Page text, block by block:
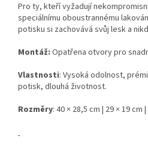
Pro ty, kteří vyžadují
speciálnímu oboustrannému
potisku si zachovává svůj lesk a
Montáž: Opatřena otvory pro
Vlastnosti: Vysoká odolnost,
potisk, dlouhá životnost.
Rozměry: 40 × 28,5 cm | 29 × 19 cm